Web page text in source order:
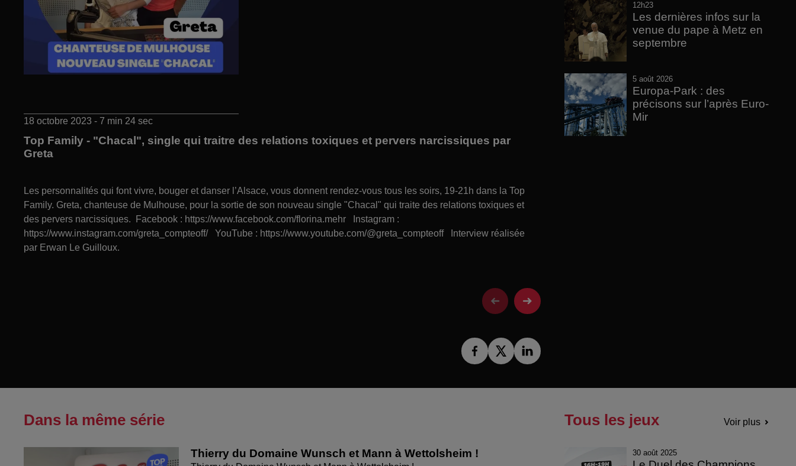
18 octobre 2023 - 7 min 24 sec
Top Family - "Chacal", single qui traitre des relations toxiques et pervers narcissiques par
Greta
Les personnalités qui font vivre, bouger et danser l’Alsace, vous donnent rendez-vous tous les soirs, 19-21h dans la Top
Family. Greta, chanteuse de Mulhouse, pour la sortie de son nouveau single "Chacal" qui traite des relations toxiques et
des pervers narcissiques. Facebook : https://www.facebook.com/florina.mehr Instagram :
https://www.instagram.com/greta_compteoff/ YouTube : https://www.youtube.com/@greta_compteoff Interview réalisée
par Erwan Le Guilloux.
12h23
Les dernières infos sur la
venue du pape à Metz en
septembre
5 août 2026
Europa-Park : des
précisons sur l’après Euro-
Mir
Dans la même série
Thierry du Domaine Wunsch et Mann à Wettolsheim !
Tous les jeux Voir plus
30 août 2025